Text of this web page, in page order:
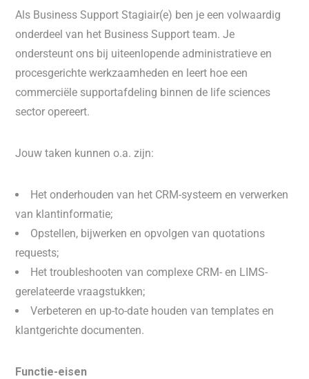
Als Business Support Stagiair(e) ben je een volwaardig
onderdeel van het Business Support team. Je
ondersteunt ons bij uiteenlopende administratieve en
procesgerichte werkzaamheden en leert hoe een
commerciële supportafdeling binnen de life sciences
sector opereert.
Jouw taken kunnen o.a. zijn:
Het onderhouden van het CRM-systeem en verwerken
van klantinformatie;
Opstellen, bijwerken en opvolgen van quotations
requests;
Het troubleshooten van complexe CRM- en LIMS-
gerelateerde vraagstukken;
Verbeteren en up-to-date houden van templates en
klantgerichte documenten.
Functie-eisen